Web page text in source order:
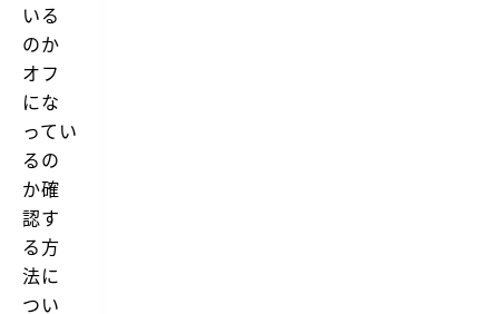
いる
のか
オフ
にな
ってい
るの
か確
認す
る方
法に
つい